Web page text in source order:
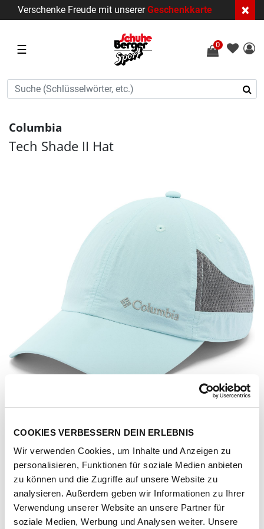
COOKIES VERBESSERN DEIN ERLEBNIS
Wir verwenden Cookies, um Inhalte und Anzeigen zu
personalisieren, Funktionen für soziale Medien anbieten
zu können und die Zugriffe auf unsere Website zu
analysieren. Außerdem geben wir Informationen zu Ihrer
Verwendung unserer Website an unsere Partner für
soziale Medien, Werbung und Analysen weiter. Unsere
Verschenke Freude mit unsererGeschenkkarte ×
☰ 0
Columbia
Tech Shade II Hat
Artikel-Nr.199726-1062-1001